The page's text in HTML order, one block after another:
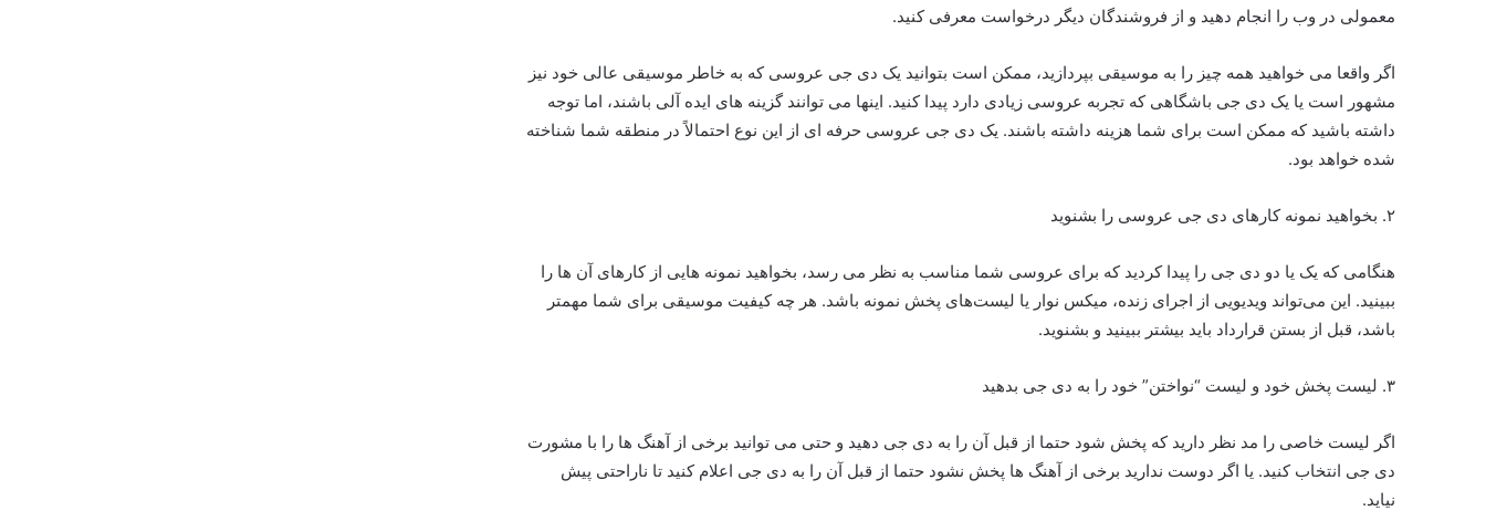
معمولی در وب را انجام دهید و از فروشندگان دیگر درخواست معرفی کنید.
اگر واقعا می خواهید همه چیز را به موسیقی بپردازید، ممکن است بتوانید یک دی جی عروسی که به خاطر موسیقی عالی خود نیز
مشهور است یا یک دی جی باشگاهی که تجربه عروسی زیادی دارد پیدا کنید. اینها می توانند گزینه های ایده آلی باشند، اما توجه
داشته باشید که ممکن است برای شما هزینه داشته باشند. یک دی جی عروسی حرفه ای از این نوع احتمالاً در منطقه شما شناخته
شده خواهد بود.
۲. بخواهید نمونه کارهای دی جی عروسی را بشنوید
هنگامی که یک یا دو دی جی را پیدا کردید که برای عروسی شما مناسب به نظر می رسد، بخواهید نمونه هایی از کارهای آن ها را
ببینید. این می‌تواند ویدیویی از اجرای زنده، میکس نوار یا لیست‌های پخش نمونه باشد. هر چه کیفیت موسیقی برای شما مهمتر
باشد، قبل از بستن قرارداد باید بیشتر ببینید و بشنوید.
۳. لیست پخش خود و لیست “نواختن” خود را به دی جی بدهید
اگر لیست خاصی را مد نظر دارید که پخش شود حتما از قبل آن را به دی جی دهید و حتی می توانید برخی از آهنگ ها را با مشورت
دی جی انتخاب کنید. یا اگر دوست ندارید برخی از آهنگ ها پخش نشود حتما از قبل آن را به دی جی اعلام کنید تا ناراحتی پیش
نیاید.